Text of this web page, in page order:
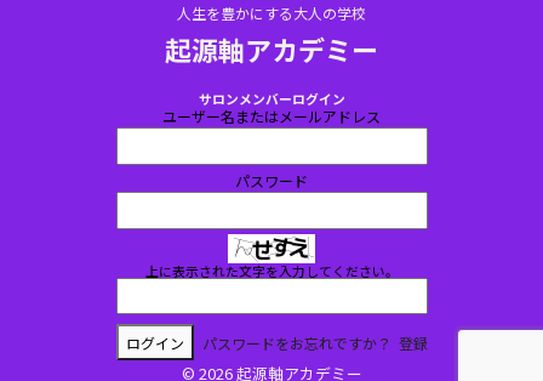
人生を豊かにする大人の学校
起源軸アカデミー
サロンメンバーログイン
ユーザー名またはメールアドレス
パスワード
上に表示された文字を入力してください。
パスワードをお忘れですか？ 登録
© 2026 起源軸アカデミー